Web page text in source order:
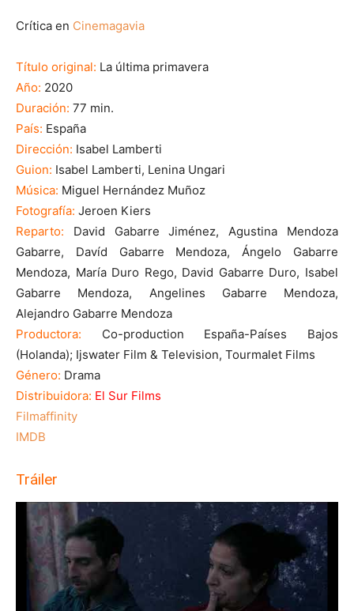
Crítica en Cinemagavia
Título original: La última primavera
Año: 2020
Duración: 77 min.
País: España
Dirección: Isabel Lamberti
Guion: Isabel Lamberti, Lenina Ungari
Música: Miguel Hernández Muñoz
Fotografía: Jeroen Kiers
Reparto: David Gabarre Jiménez, Agustina Mendoza
Gabarre, Davíd Gabarre Mendoza, Ángelo Gabarre
Mendoza, María Duro Rego, David Gabarre Duro, Isabel
Gabarre Mendoza, Angelines Gabarre Mendoza,
Alejandro Gabarre Mendoza
Productora: Co-production España-Países Bajos
(Holanda); Ijswater Film & Television, Tourmalet Films
Género: Drama
Distribuidora: El Sur Films
Filmaffinity
IMDB
Tráiler